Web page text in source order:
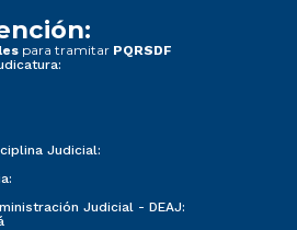
para tramitar PQRSDF
Judicial:
Judicial - DEAJ: